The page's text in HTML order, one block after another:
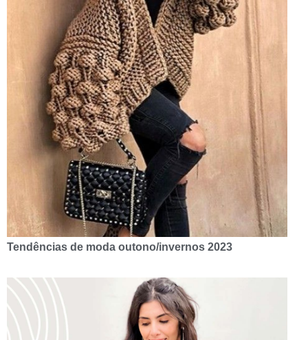
Tendências de moda outono/invernos 2023